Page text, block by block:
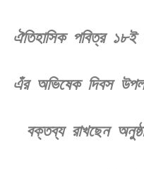
ঐতিহাসিক পবিত্র
এঁর অভিষেক দিবস
বক্তব্য রাখছেন